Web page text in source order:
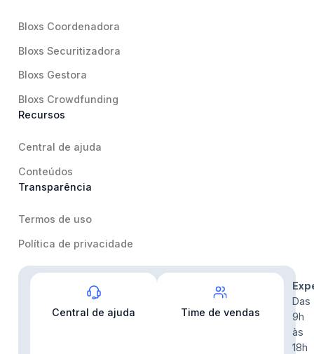
Bloxs Coordenadora
Bloxs Securitizadora
Bloxs Gestora
Bloxs Crowdfunding
Recursos
Central de ajuda
Conteúdos
Transparência
Termos de uso
Política de privacidade
Central de ajuda Time de vendas
Das
9h
às
18h